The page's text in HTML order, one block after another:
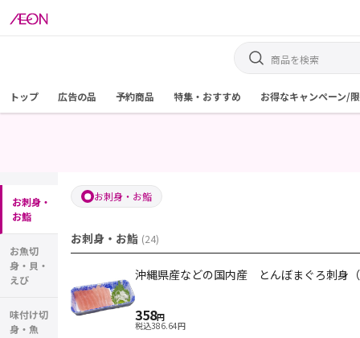
トップ 広告の品 予約商品 特集・おすすめ お得なキャンペーン/
お刺身・
お鮨
お魚切
身・貝・
えび
味付け切
身・魚
お刺身・お鮨
お刺身・お鮨 (24)
沖縄県産などの国内産 とんぼまぐろ刺身
358円
税込386.64円